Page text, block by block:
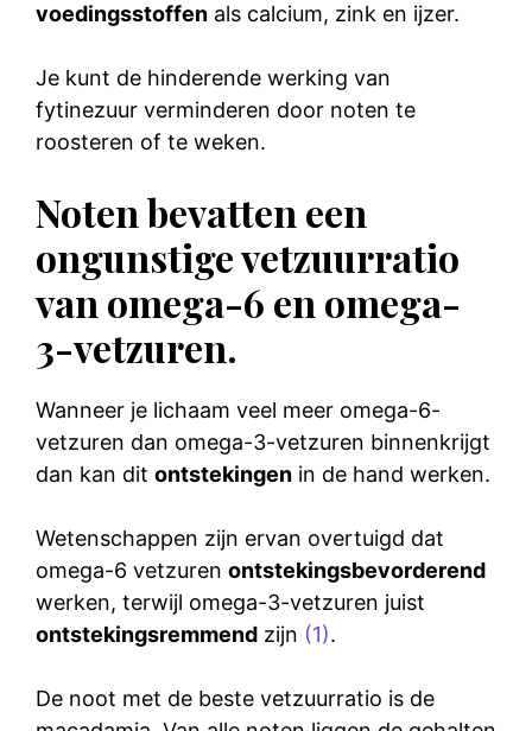
voedingsstoffen als calcium, zink en ijzer.
Je kunt de hinderende werking van
fytinezuur verminderen door noten te
roosteren of te weken.
Noten bevatten een
ongunstige vetzuurratio
van omega-6 en omega-
3-vetzuren.
Wanneer je lichaam veel meer omega-6-
vetzuren dan omega-3-vetzuren binnenkrijgt
dan kan dit ontstekingen in de hand werken.
Wetenschappen zijn ervan overtuigd dat
omega-6 vetzuren ontstekingsbevorderend
werken, terwijl omega-3-vetzuren juist
ontstekingsremmend zijn (1).
De noot met de beste vetzuurratio is de